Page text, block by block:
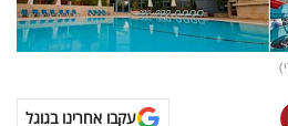
עקבו אחרינו בגוגל